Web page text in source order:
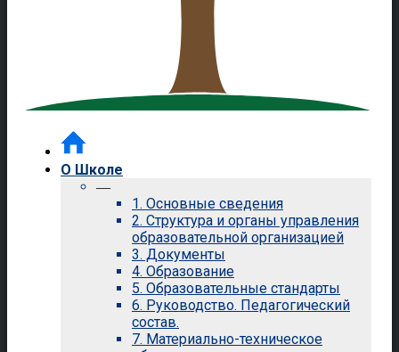
О Школе
—
1. Основные сведения
2. Структура и органы управления
образовательной организацией
3. Документы
4. Образование
5. Образовательные стандарты
6. Руководство. Педагогический
состав.
7. Материально-техническое